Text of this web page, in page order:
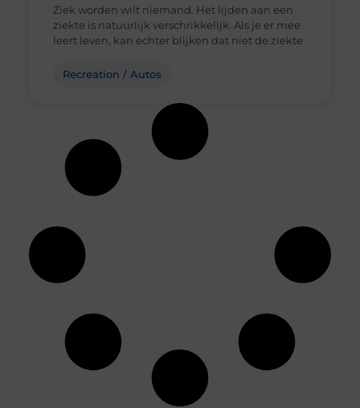
Ziek worden wilt niemand. Het lijden aan een
ziekte is natuurlijk verschrikkelijk. Als je er mee
leert leven, kan echter blijken dat niet de ziekte
Recreation / Autos